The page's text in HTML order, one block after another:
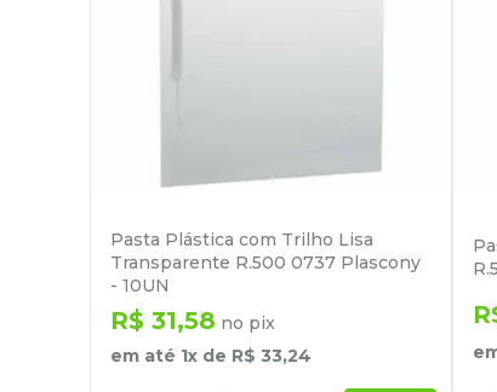
Pasta Plástica com Trilho Lisa
Transparente R.500 0737 Plascony
- 10UN
R$ 31,58 no pix
em até 1x de R$ 33,24